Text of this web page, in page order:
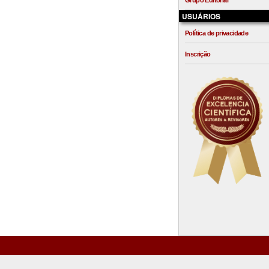
USUÁRIOS
Política de privacidade
Inscrição